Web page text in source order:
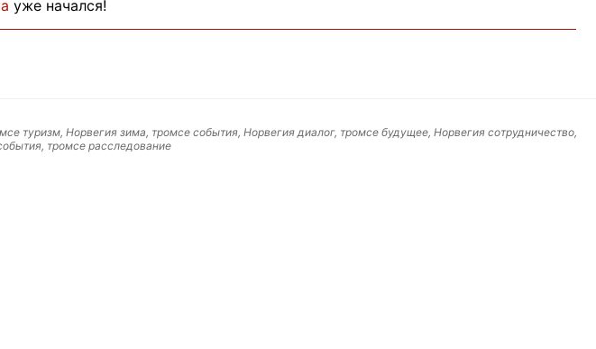
уже начался!
туризм, Норвегия зима, тромсе события, Норвегия диалог, тромсе будущее, Норвегия сотрудничество,
тромсе расследование